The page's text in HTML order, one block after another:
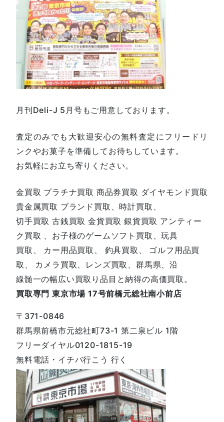
月刊Deli-J 5月号もご用意しております。
査定のみでも大歓迎安心の無料査定にフリードリ
ンクやお菓子を準備してお待ちしています。
お気軽にお立ち寄りください。
金買取 プラチナ買取 商品券買取 ダイヤモンド買取
貴金属買取 ブランド買取、時計買取、
切手買取 古銭買取 金貨買取 銀貨買取 アンティー
ク買取 、お子様のゲームソフト買取、玩具
買取、 カー用品買取、 釣具買取、 ゴルフ用品買
取、 カメラ買取、レンズ買取、群馬県、沿
線髄一の幅広い買取り品目と納得の高価買取。
買取専門 東京市場 17号前橋元総社南小前店
〒371-0846
群馬県前橋市元総社町73-1 第二泉ビル 1階
フリーダイヤル0120-1815-19
無料電話・イチバ行こう 行く